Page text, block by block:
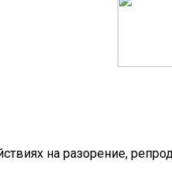
на разорение,